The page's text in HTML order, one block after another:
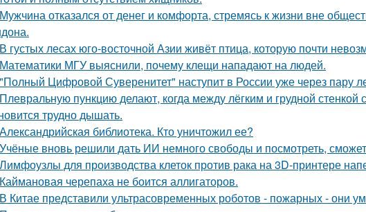
Мужчина отказался от денег и комфорта, стремясь к жизни вне
В густых лесах юго-восточной Азии живёт птица, которую почти
Математики МГУ выяснили, почему клещи нападают на людей.
"Полный Цифровой Суверенитет" наступит в России уже через пару
Плевральную пункцию делают, когда между лёгким и грудной стенкой
трудно дышать.
Александрийская библиотека. Кто уничтожил ее?
Учёные вновь решили дать ИИ немного свободы и посмотреть,
Лимфоузлы для производства клеток против рака на 3D-принтере
Каймановая черепаха не боится аллигаторов.
В Китае представили ультрасовременных роботов - пожарных - они